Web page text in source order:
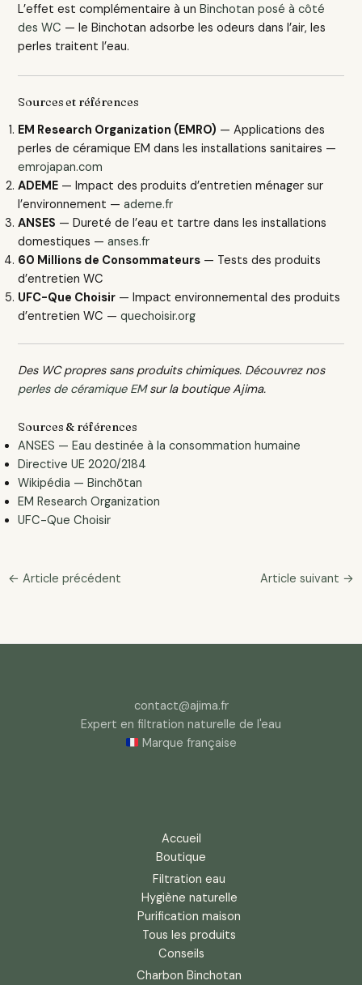
L’effet est complémentaire à unBinchotan posé à côté
des WC — le Binchotan adsorbe les odeurs dans l’air, les
perles traitent l’eau.
Sources et références
EM Research Organization (EMRO) — Applications des
perles de céramique EM dans les installations sanitaires —
emrojapan.com
ADEME — Impact des produits d’entretien ménager sur
l’environnement —ademe.fr
ANSES — Dureté de l’eau et tartre dans les installations
domestiques —anses.fr
60 Millions de Consommateurs — Tests des produits
d’entretien WC
UFC-Que Choisir — Impact environnemental des produits
d’entretien WC —quechoisir.org
Des WC propres sans produits chimiques. Découvrez nos
perles de céramique EMsur la boutique Ajima.
Sources & références
ANSES — Eau destinée à la consommation humaine
Directive UE 2020/2184
Wikipédia — Binchōtan
EM Research Organization
UFC-Que Choisir
← Article précédent Article suivant →
contact@ajima.fr
Expert en filtration naturelle de l'eau
Marque française
Accueil
Boutique
Filtration eau
Hygiène naturelle
Purification maison
Tous les produits
Conseils
Charbon Binchotan